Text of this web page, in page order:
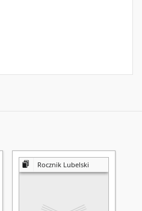
Rocznik Lubelski